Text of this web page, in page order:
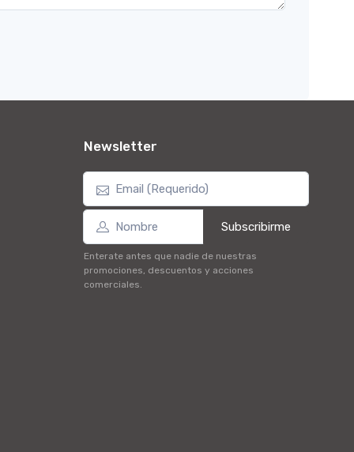
Newsletter
Subscribirme
Enterate antes que nadie de nuestras
promociones, descuentos y acciones
comerciales.